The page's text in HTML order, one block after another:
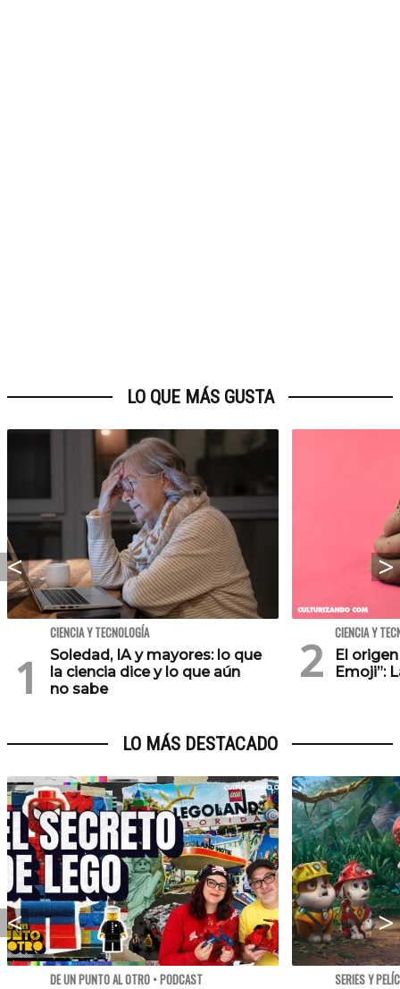
LO QUE MÁS GUSTA
CIENCIA Y TECNOLOGÍA
Soledad, IA y mayores: lo que
la ciencia dice y lo que aún
no sabe
CIENCIA Y
El
Emoji”:
LO MÁS DESTACADO
DE UN PUNTO AL OTRO • PODCAST SERIES Y